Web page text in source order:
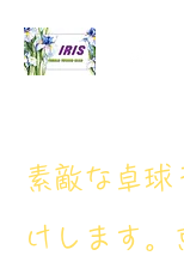
素敵な卓球
けします。